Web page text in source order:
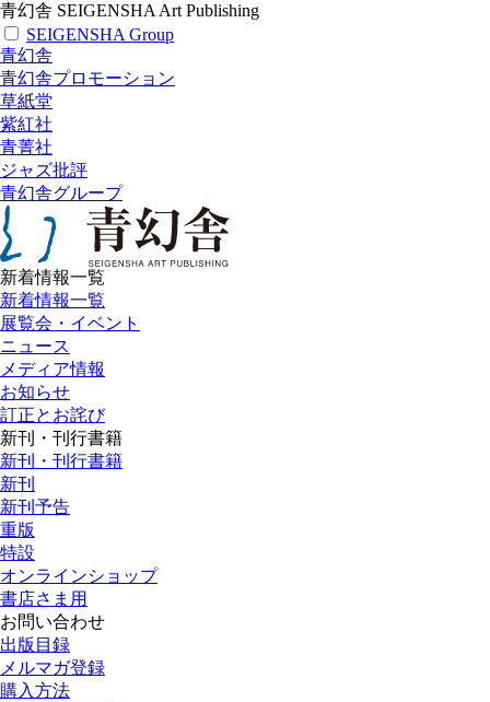
青幻舎 SEIGENSHA Art Publishing
SEIGENSHA Group
青幻舎
青幻舎プロモーション
草紙堂
紫紅社
青菁社
ジャズ批評
青幻舎グループ
新着情報一覧
新着情報一覧
展覧会・イベント
ニュース
メディア情報
お知らせ
訂正とお詫び
新刊・刊行書籍
新刊・刊行書籍
新刊
新刊予告
重版
特設
オンラインショップ
書店さま用
お問い合わせ
出版目録
メルマガ登録
購入方法